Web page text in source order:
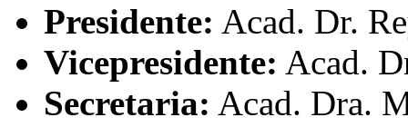
Presidente: Acad. Dr.
Vicepresidente: Acad.
Secretaria: Acad. Dra.